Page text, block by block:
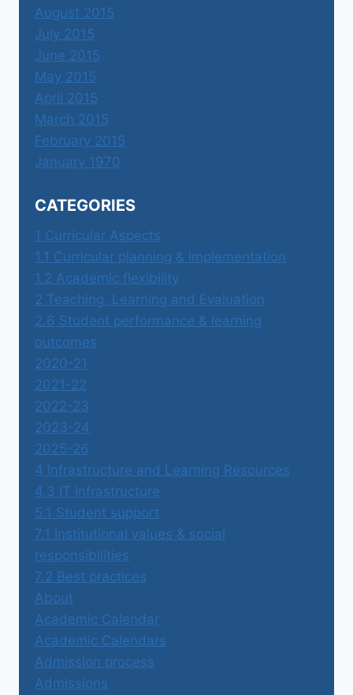
August 2015
July 2015
June 2015
May 2015
April 2015
March 2015
February 2015
January 1970
CATEGORIES
1 Curricular Aspects
1.1 Curricular planning & implementation
1.2 Academic flexibility
2 Teaching, Learning and Evaluation
2.6 Student performance & learning
outcomes
2020-21
2021-22
2022-23
2023-24
2025-26
4 Infrastructure and Learning Resources
4.3 IT infrastructure
5.1 Student support
7.1 Institutional values & social
responsibilities
7.2 Best practices
About
Academic Calendar
Academic Calendars
Admission process
Admissions